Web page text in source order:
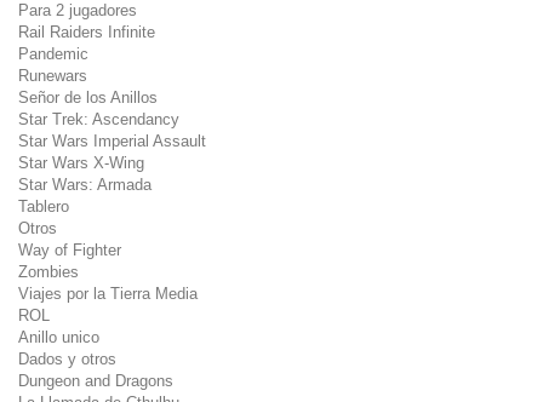
Para 2 jugadores
Rail Raiders Infinite
Pandemic
Runewars
Señor de los Anillos
Star Trek: Ascendancy
Star Wars Imperial Assault
Star Wars X-Wing
Star Wars: Armada
Tablero
Otros
Way of Fighter
Zombies
Viajes por la Tierra Media
ROL
Anillo unico
Dados y otros
Dungeon and Dragons